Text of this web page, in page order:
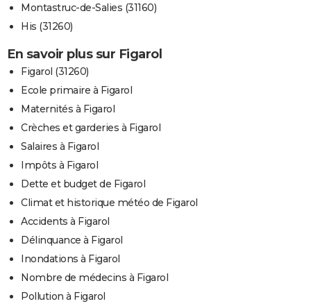
Montastruc-de-Salies (31160)
His (31260)
En savoir plus sur Figarol
Figarol (31260)
Ecole primaire à Figarol
Maternités à Figarol
Crèches et garderies à Figarol
Salaires à Figarol
Impôts à Figarol
Dette et budget de Figarol
Climat et historique météo de Figarol
Accidents à Figarol
Délinquance à Figarol
Inondations à Figarol
Nombre de médecins à Figarol
Pollution à Figarol